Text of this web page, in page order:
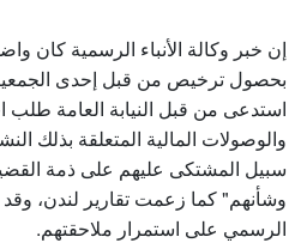
إن خبر وكالة الأنباء الرسمية كان
بحصول ترخيص من قبل إحدى
استدعى من قبل النيابة العامة طلب
والوصولات المالية المتعلقة بذلك
سبيل المشتكى عليهم على ذمة
وشأنهم" كما زعمت تقارير لندن، وقد
الرسمي على استمرار ملاحقتهم.